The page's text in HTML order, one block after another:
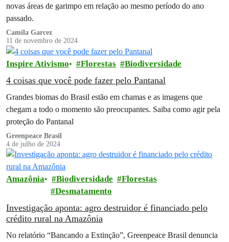
novas áreas de garimpo em relação ao mesmo período do ano
passado.
Camila Garcez
11 de novembro de 2024
Inspire Ativismo Florestas Biodiversidade
4 coisas que você pode fazer pelo Pantanal
Grandes biomas do Brasil estão em chamas e as imagens que
chegam a todo o momento são preocupantes. Saiba como agir pela
proteção do Pantanal
Greenpeace Brasil
4 de julho de 2024
Amazônia Biodiversidade
Florestas
Desmatamento
Investigação aponta: agro destruidor é financiado pelo
crédito rural na Amazônia
No relatório “Bancando a Extinção”, Greenpeace Brasil denuncia